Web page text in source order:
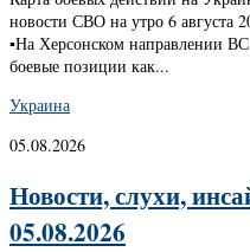
новости СВО на утро 6 августа
▪️На Херсонском направлении
боевые позиции как...
Украина
05.08.2026
Новости, слухи,
05.08.2026